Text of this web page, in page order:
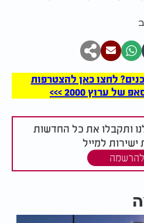
לחצו כאן להצטרפות
ערוץ 2000 >>>
ותקבלו את כל החדשות
למייל
להרשמה